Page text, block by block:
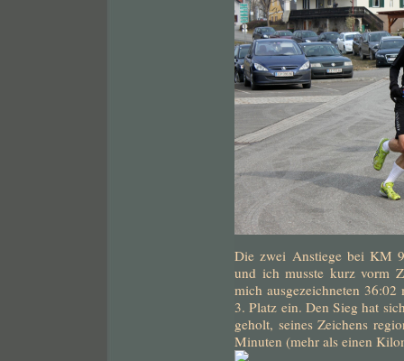
Die zwei Anstiege bei KM
und ich musste kurz vorm
mich ausgezeichneten
3. Platz ein. Den Sieg hat
geholt, seines Zeichens
Minuten (mehr als einen